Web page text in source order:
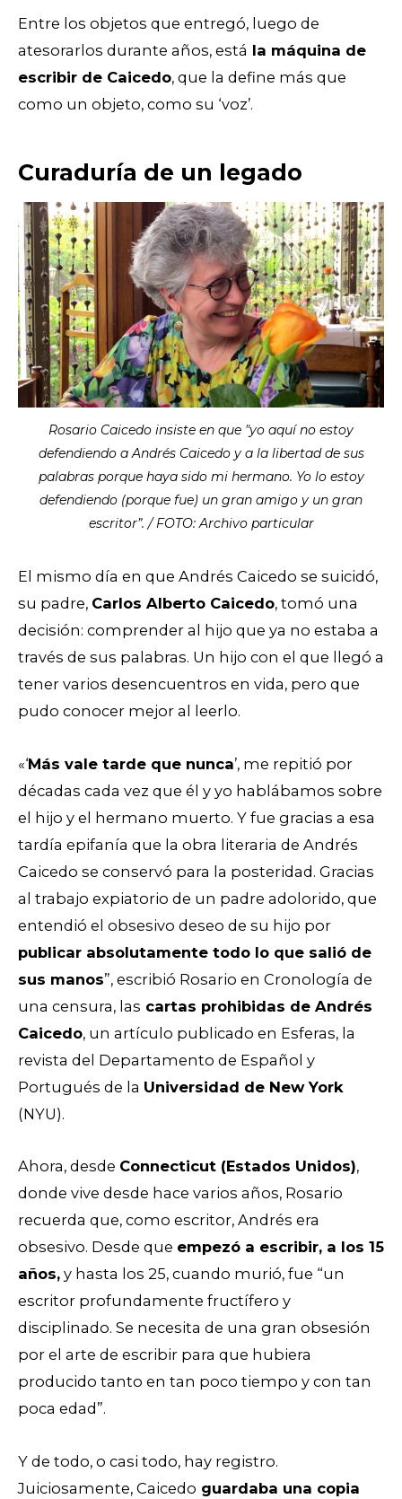
Entre los objetos que entregó, luego de
atesorarlos durante años, está la máquina de
escribir de Caicedo, que la define más que
como un objeto, como su ‘voz’.
Curaduría de un legado
Rosario Caicedo insiste en que "yo aquí no estoy
defendiendo a Andrés Caicedo y a la libertad de sus
palabras porque haya sido mi hermano. Yo lo estoy
defendiendo (porque fue) un gran amigo y un gran
escritor”. / FOTO: Archivo particular
El mismo día en que Andrés Caicedo se suicidó,
su padre, Carlos Alberto Caicedo, tomó una
decisión: comprender al hijo que ya no estaba a
través de sus palabras. Un hijo con el que llegó a
tener varios desencuentros en vida, pero que
pudo conocer mejor al leerlo.
«‘Más vale tarde que nunca’, me repitió por
décadas cada vez que él y yo hablábamos sobre
el hijo y el hermano muerto. Y fue gracias a esa
tardía epifanía que la obra literaria de Andrés
Caicedo se conservó para la posteridad. Gracias
al trabajo expiatorio de un padre adolorido, que
entendió el obsesivo deseo de su hijo por
publicar absolutamente todo lo que salió de
sus manos”, escribió Rosario en Cronología de
una censura, las cartas prohibidas de Andrés
Caicedo, un artículo publicado en Esferas, la
revista del Departamento de Español y
Portugués de la Universidad de New York
(NYU).
Ahora, desde Connecticut (Estados Unidos),
donde vive desde hace varios años, Rosario
recuerda que, como escritor, Andrés era
obsesivo. Desde que empezó a escribir, a los 15
años, y hasta los 25, cuando murió, fue “un
escritor profundamente fructífero y
disciplinado. Se necesita de una gran obsesión
por el arte de escribir para que hubiera
producido tanto en tan poco tiempo y con tan
poca edad”.
Y de todo, o casi todo, hay registro.
Juiciosamente, Caicedo guardaba una copia